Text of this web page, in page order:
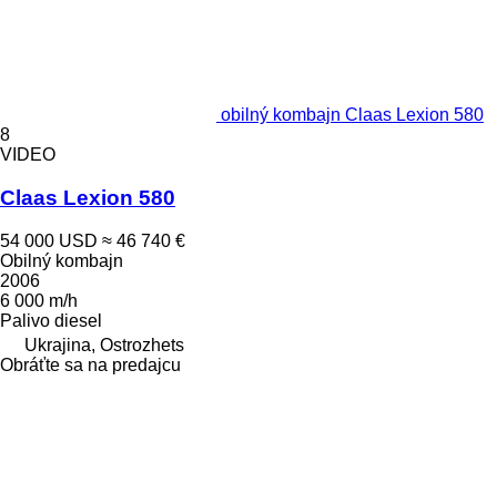
obilný kombajn Claas Lexion 580
8
VIDEO
Claas Lexion 580
54 000 USD ≈ 46 740 €
Obilný kombajn
2006
6 000 m/h
Palivo diesel
Ukrajina, Ostrozhets
Obráťte sa na predajcu